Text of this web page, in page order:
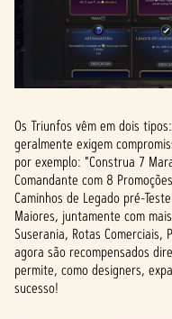
Os Triunfos vêm em dois tipos:
geralmente exigem
por exemplo: "Construa 7
Comandante com 8
Caminhos de Legado pré-
Maiores, juntamente com
Suserania, Rotas Comerciais,
agora são recompensados
permite, como designers,
sucesso!